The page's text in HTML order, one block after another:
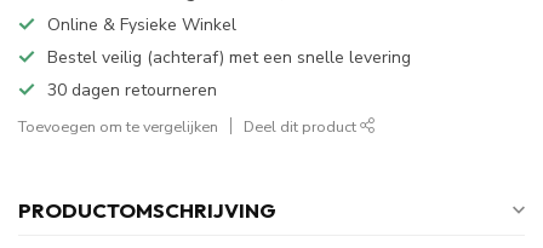
Online & Fysieke Winkel
Bestel veilig (achteraf) met een snelle levering
30 dagen retourneren
Toevoegen om te vergelijken Deel dit product
PRODUCTOMSCHRIJVING